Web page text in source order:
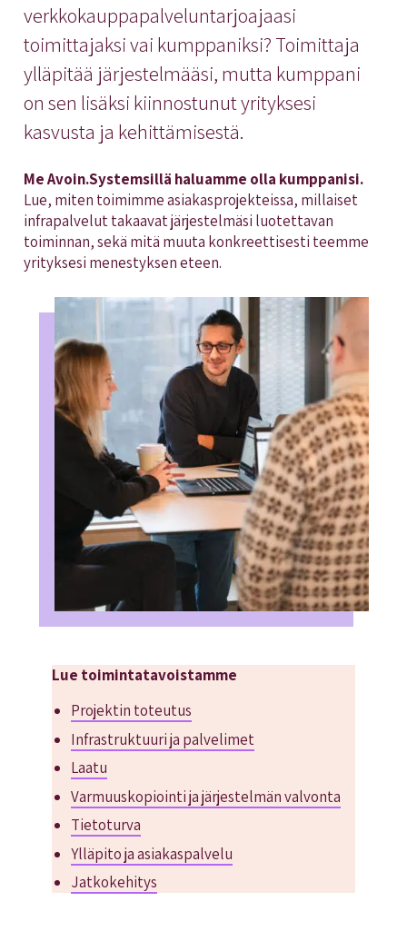
verkkokauppapalveluntarjoajaasi
toimittajaksi vai kumppaniksi? Toimittaja
ylläpitää järjestelmääsi, mutta kumppani
on sen lisäksi kiinnostunut yrityksesi
kasvusta ja kehittämisestä.
Me Avoin.Systemsillä haluamme olla kumppanisi.
Lue, miten toimimme asiakasprojekteissa, millaiset
infrapalvelut takaavat järjestelmäsi luotettavan
toiminnan, sekä mitä muuta konkreettisesti teemme
yrityksesi menestyksen eteen.
Lue toimintatavoistamme
Projektin toteutus
Infrastruktuuri ja palvelimet
Laatu
Varmuuskopiointi ja järjestelmän valvonta
Tietoturva
Ylläpito ja asiakaspalvelu
Jatkokehitys